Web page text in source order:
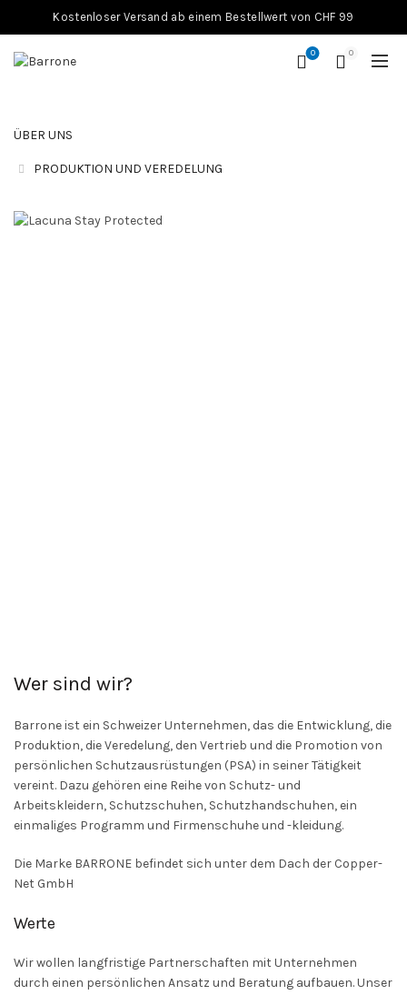
Kostenloser Versand ab einem Bestellwert von CHF 99
0 0
ÜBER UNS
PRODUKTION UND VEREDELUNG
Wer sind wir?
Barrone ist ein Schweizer Unternehmen, das die Entwicklung, die
Produktion, die Veredelung, den Vertrieb und die Promotion von
persönlichen Schutzausrüstungen (PSA) in seiner Tätigkeit
vereint. Dazu gehören eine Reihe von Schutz- und
Arbeitskleidern, Schutzschuhen, Schutzhandschuhen, ein
einmaliges Programm und Firmenschuhe und -kleidung.
Die Marke BARRONE befindet sich unter dem Dach der Copper-
Net GmbH
Werte
Wir wollen langfristige Partnerschaften mit Unternehmen
durch einen persönlichen Ansatz und Beratung aufbauen. Unser